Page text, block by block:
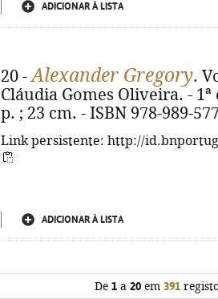
ADICIONAR À LISTA
20 -Alexander Gregory.
Cláudia Gomes Oliveira. -
p. ; 23 cm. - ISBN 978-989-
Link persistente: http://
ADICIONAR À LISTA
De 1 a 20 em 391